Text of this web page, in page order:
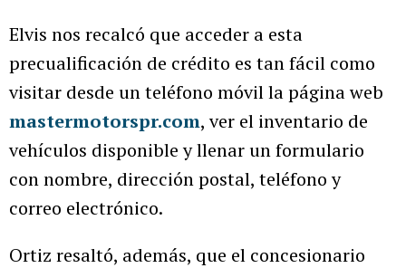
Elvis nos recalcó que acceder a esta
precualificación de crédito es tan fácil como
visitar desde un teléfono móvil la página web
mastermotorspr.com, ver el inventario de
vehículos disponible y llenar un formulario
con nombre, dirección postal, teléfono y
correo electrónico.
Ortiz resaltó, además, que el concesionario